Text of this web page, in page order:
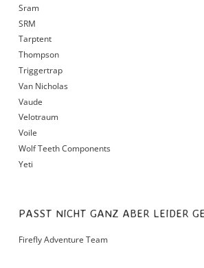
Sram
SRM
Tarptent
Thompson
Triggertrap
Van Nicholas
Vaude
Velotraum
Voile
Wolf Teeth Components
Yeti
PASST NICHT GANZ ABER LEIDER
Firefly Adventure Team